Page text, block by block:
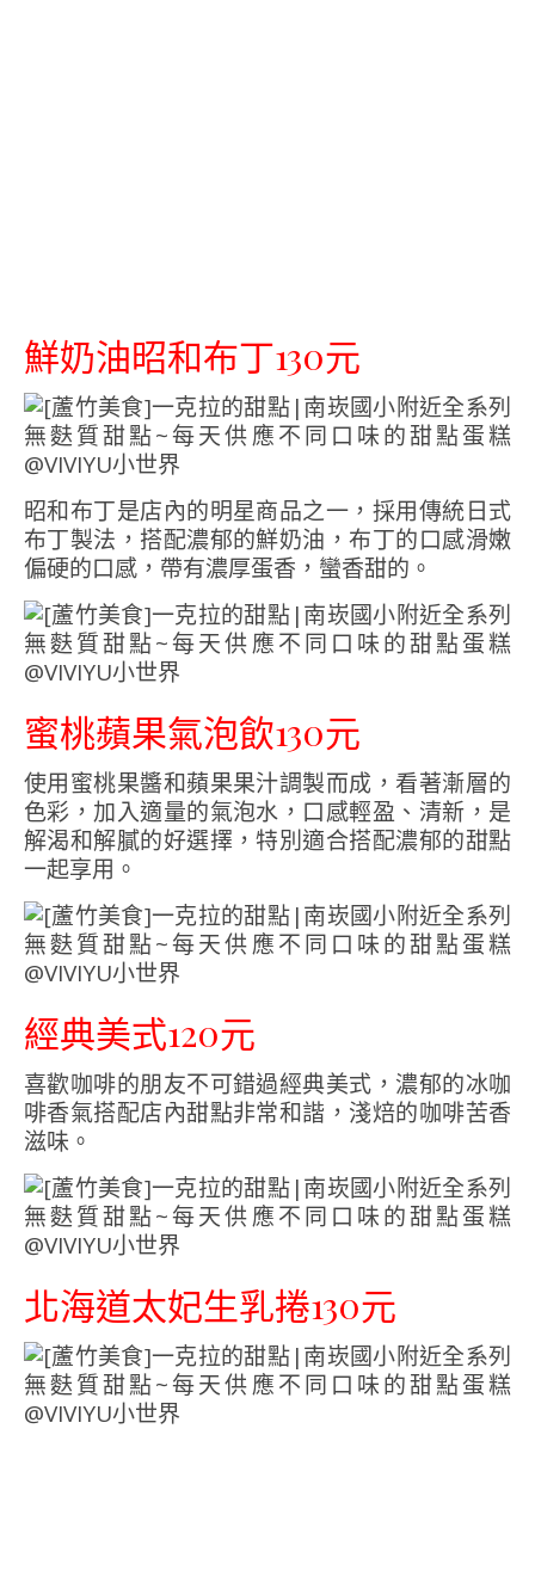
鮮奶油昭和布丁130元
昭和布丁是店內的明星商品之一，採用傳統日式
布丁製法，搭配濃郁的鮮奶油，布丁的口感滑嫩
偏硬的口感，帶有濃厚蛋香，蠻香甜的。
蜜桃蘋果氣泡飲130元
使用蜜桃果醬和蘋果果汁調製而成，看著漸層的
色彩，加入適量的氣泡水，口感輕盈、清新，是
解渴和解膩的好選擇，特別適合搭配濃郁的甜點
一起享用。
經典美式120元
喜歡咖啡的朋友不可錯過經典美式，濃郁的冰咖
啡香氣搭配店內甜點非常和諧，淺焙的咖啡苦香
滋味。
北海道太妃生乳捲130元